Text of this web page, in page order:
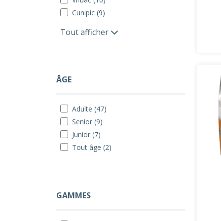
Cunipic (9)
Tout afficher
ÂGE
Adulte (47)
Senior (9)
Junior (7)
Tout âge (2)
GAMMES